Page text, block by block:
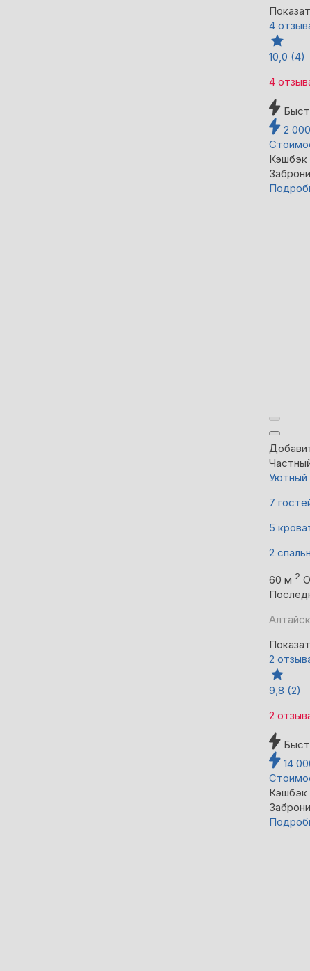
4
10,0 (4)
4
2 000
Кэшбэк
Уютный
7
5
2
60 м 2
2
9,8 (2)
2
14
Кэшбэк